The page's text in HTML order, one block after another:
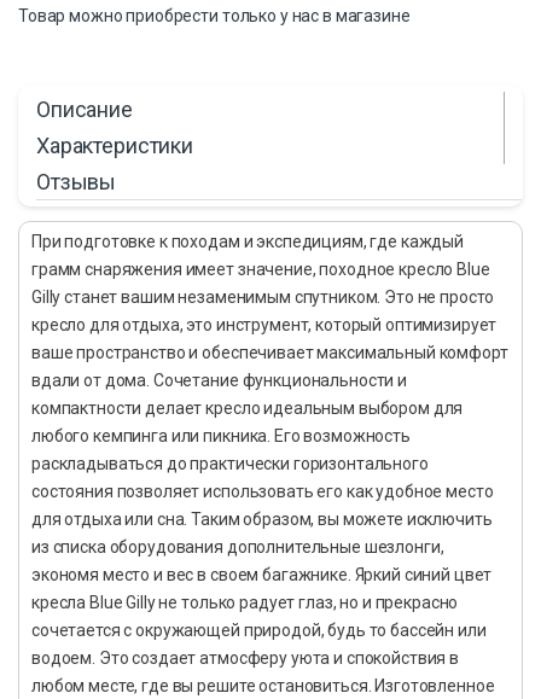
Товар можно приобрести только у нас в магазине
Описание
Характеристики
Отзывы
При подготовке к походам и экспедициям, где каждый
грамм снаряжения имеет значение, походное кресло Blue
Gilly станет вашим незаменимым спутником. Это не просто
кресло для отдыха, это инструмент, который оптимизирует
ваше пространство и обеспечивает максимальный комфорт
вдали от дома. Сочетание функциональности и
компактности делает кресло идеальным выбором для
любого кемпинга или пикника. Его возможность
раскладываться до практически горизонтального
состояния позволяет использовать его как удобное место
для отдыха или сна. Таким образом, вы можете исключить
из списка оборудования дополнительные шезлонги,
экономя место и вес в своем багажнике. Яркий синий цвет
кресла Blue Gilly не только радует глаз, но и прекрасно
сочетается с окружающей природой, будь то бассейн или
водоем. Это создает атмосферу уюта и спокойствия в
любом месте, где вы решите остановиться. Изготовленное